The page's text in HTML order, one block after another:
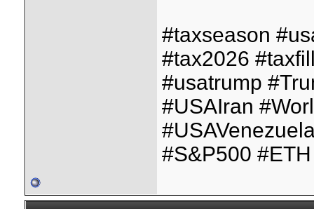
#taxseason
#tax2026
#usatrump
#USAIran
#S&P500